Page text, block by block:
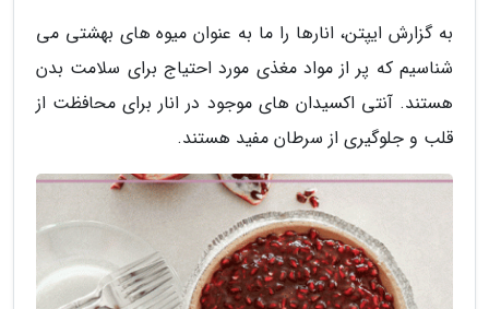
به گزارش ایپتن، انارها را ما به عنوان میوه های بهشتی می
شناسیم که پر از مواد مغذی مورد احتیاج برای سلامت بدن
هستند. آنتی اکسیدان های موجود در انار برای محافظت از
قلب و جلوگیری از سرطان مفید هستند.